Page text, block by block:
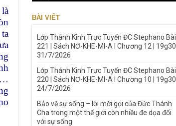
…
BÀI VIẾT
Lớp Thánh Kinh Trực Tuyến ĐC Stephano Bài
221 | Sách NƠ-KHE-MI-A I Chương 12 | 19g30 |
31/7/2026
Lớp Thánh Kinh Trực Tuyến ĐC Stephano Bài
220 | Sách NƠ-KHE-MI-A I Chương 10 | 19g30 |
24/7/2026
Bảo vệ sự sống – lời mời gọi của Đức Thánh
Cha trong một thế giới còn nhiều đe dọa đối
với sự sống